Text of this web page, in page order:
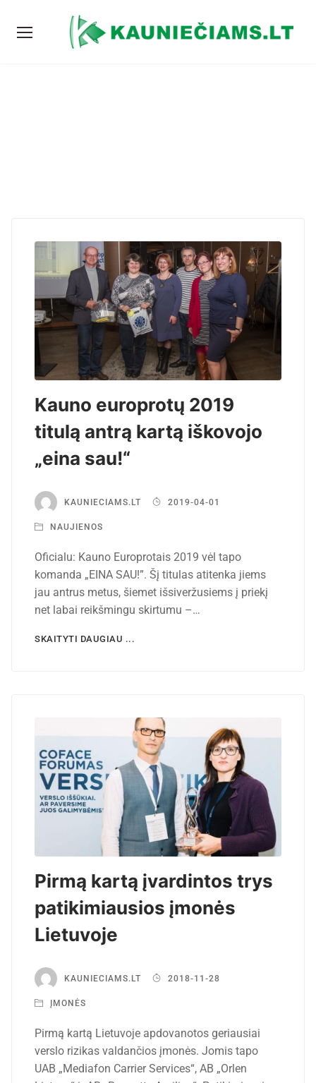
Kauno europrotų 2019
titulą antrą kartą iškovojo
„eina sau!“
KAUNIECIAMS.LT 2019-04-01
NAUJIENOS
Oficialu: Kauno Europrotais 2019 vėl tapo
komanda „EINA SAU!”. Šį titulas atitenka jiems
jau antrus metus, šiemet išsiveržusiems į priekį
net labai reikšmingu skirtumu –…
SKAITYTI DAUGIAU ...
Pirmą kartą įvardintos trys
patikimiausios įmonės
Lietuvoje
KAUNIECIAMS.LT 2018-11-28
ĮMONĖS
Pirmą kartą Lietuvoje apdovanotos geriausiai
verslo rizikas valdančios įmonės. Jomis tapo
UAB „Mediafon Carrier Services“, AB „Orlen